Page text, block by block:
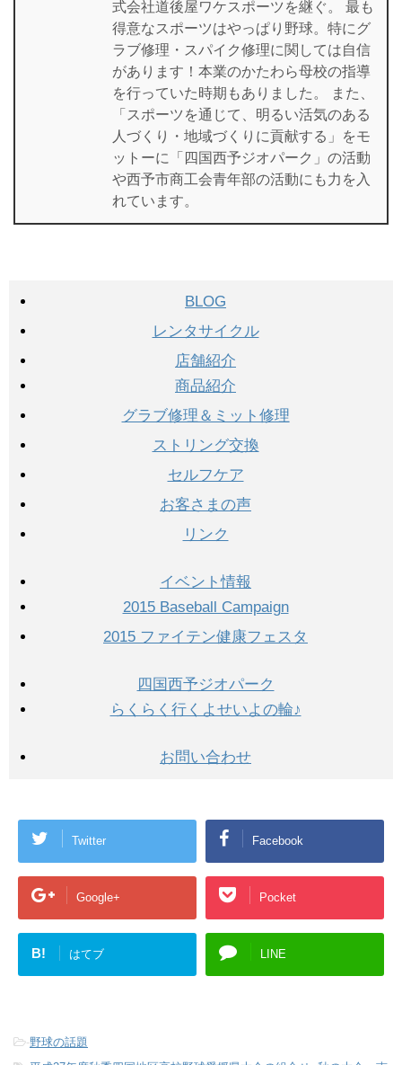
式会社道後屋ワケスポーツを継ぐ。 最も
得意なスポーツはやっぱり野球。特にグ
ラブ修理・スパイク修理に関しては自信
があります！本業のかたわら母校の指導
を行っていた時期もありました。 また、
「スポーツを通じて、明るい活気のある
人づくり・地域づくりに貢献する」をモ
ットーに「四国西予ジオパーク」の活動
や西予市商工会青年部の活動にも力を入
れています。
BLOG
レンタサイクル
店舗紹介
商品紹介
グラブ修理＆ミット修理
ストリング交換
セルフケア
お客さまの声
リンク
イベント情報
2015 Baseball Campaign
2015 ファイテン健康フェスタ
四国西予ジオパーク
らくらく行くよせいよの輪♪
お問い合わせ
Twitter Facebook
Google+ Pocket
B! はてブ LINE
-野球の話題